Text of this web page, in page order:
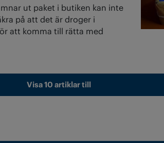
ut paket i butiken kan inte
på att det är droger i
att komma till rätta med
Visa 10 artiklar till